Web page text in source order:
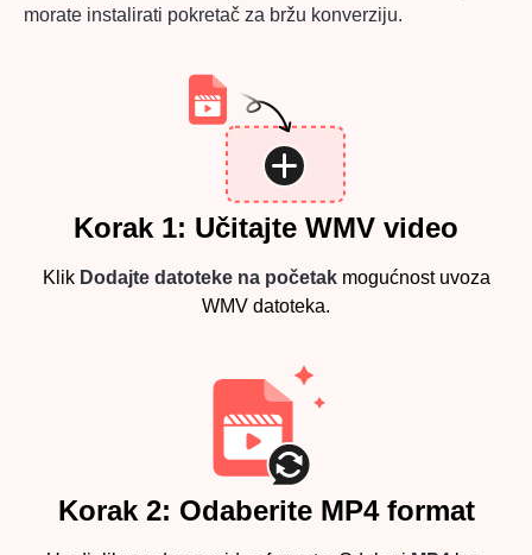
morate instalirati pokretač za bržu konverziju.
Korak 1: Učitajte WMV video
Klik Dodajte datoteke na početakmogućnost uvoza
WMV datoteka.
Korak 2: Odaberite MP4 format